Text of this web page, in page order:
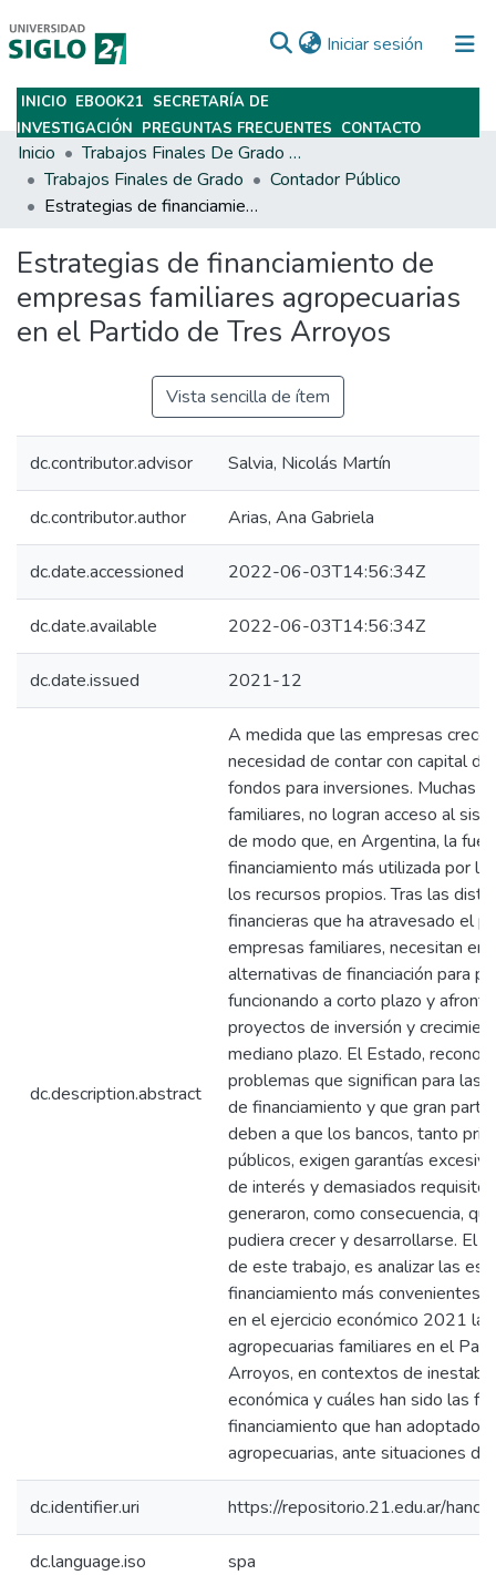
Iniciar sesión (current)
Subir
INICIO EBOOK21 SECRETARÍA DE
INVESTIGACIÓN PREGUNTAS FRECUENTES CONTACTO
Inicio
Trabajos Finales De Grado Y Posgrado
Trabajos Finales de Grado
Contador Público
Estrategias de financiamiento de empresas familiares agropecuarias en el Partido de Tres Arroyos
Estrategias de financiamiento de
empresas familiares agropecuarias
en el Partido de Tres Arroyos
Vista sencilla de ítem
dc.contributor.advisor Salvia, Nicolás Martín
dc.contributor.author Arias, Ana Gabriela
dc.date.accessioned 2022-06-03T14:56:34Z
dc.date.available 2022-06-03T14:56:34Z
dc.date.issued 2021-12
dc.description.abstract
A medida que las empresas
necesidad de contar con capital
fondos para inversiones. Muchas
familiares, no logran acceso al
de modo que, en Argentina, la
financiamiento más utilizada por
los recursos propios. Tras las
financieras que ha atravesado el
empresas familiares, necesitan
alternativas de financiación para
funcionando a corto plazo y
proyectos de inversión y
mediano plazo. El Estado,
problemas que significan para las
de financiamiento y que gran
deben a que los bancos, tanto
públicos, exigen garantías
de interés y demasiados
generaron, como consecuencia,
pudiera crecer y desarrollarse. El
de este trabajo, es analizar las
financiamiento más convenientes
en el ejercicio económico 2021
agropecuarias familiares en el
Arroyos, en contextos de
económica y cuáles han sido las
financiamiento que han adoptado
agropecuarias, ante situaciones
dc.identifier.uri https://repositorio.21.edu.ar/
dc.language.iso spa